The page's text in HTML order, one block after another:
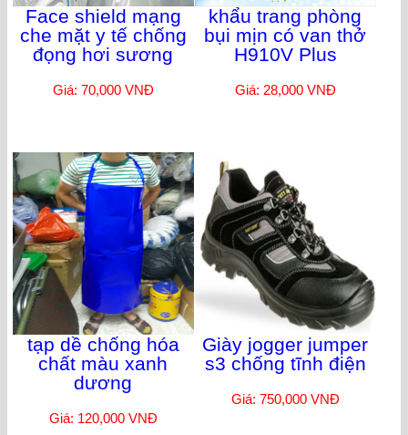
Face shield mạng
che mặt y tế chống
đọng hơi sương
Giá: 70,000 VNĐ
khẩu trang phòng
bụi mịn có van thở
H910V Plus
Giá: 28,000 VNĐ
tạp dề chống hóa
chất màu xanh
dương
Giá: 120,000 VNĐ
Giày jogger jumper
s3 chống tĩnh điện
Giá: 750,000 VNĐ